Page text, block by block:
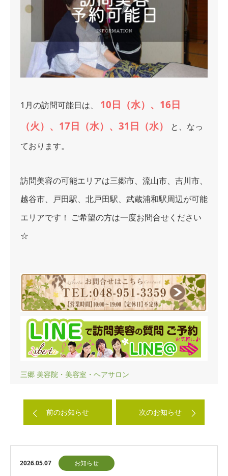
1月の訪問可能日は、
10日（水）、16日
（火）、17日（水）、31日（水）
と、なっ
ております。
訪問美容の可能エリアは三郷市、流山市、吉川市、
越谷市、戸田駅、北戸田駅、武蔵浦和駅周辺が可能
エリアです！ ご希望の方は一度お問合せください
☆
三郷 美容院・美容室・ヘアサロン
前のお知らせ 次のお知らせ
2026.05.07 お知らせ